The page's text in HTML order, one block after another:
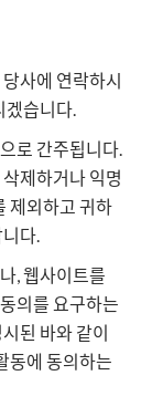
사에 연락하시
겠습니다.
로 간주됩니다.
제하거나 익명
제외하고 귀하
다.
, 웹사이트를
의를 요구하는
된 바와 같이
동에 동의하는